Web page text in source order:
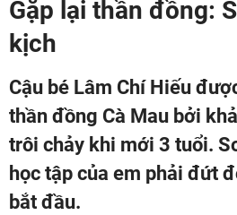
Gặp lại thần đồng:
kịch
Cậu bé Lâm Chí Hiếu
thần đồng Cà Mau bởi
trôi chảy khi mới 3 tuổi.
học tập của em phải đứt
bắt đầu.